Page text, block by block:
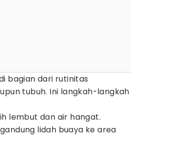
bagian dari rutinitas
tubuh. Ini langkah-langkah
lembut dan air hangat.
lidah buaya ke area